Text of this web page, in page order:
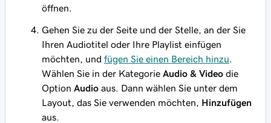
öffnen.
Gehen Sie zu der Seite und der Stelle, an der Sie
Ihren Audiotitel oder Ihre Playlist einfügen
möchten, und fügen Sie einen Bereich hinzu.
Wählen Sie in der Kategorie Audio & Video die
Option Audio aus. Dann wählen Sie unter dem
Layout, das Sie verwenden möchten, Hinzufügen
aus.